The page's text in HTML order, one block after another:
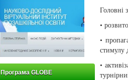
Програма GLOBE
Головні
•
•
стимулу
•